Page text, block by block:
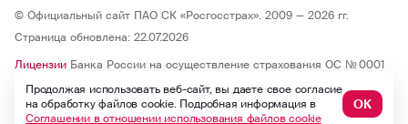
© Официальный сайт ПАО СК «Росгосстрах». 2009 — 2026 гг.
Страница обновлена: 22.07.2026
Лицензии Банка России на осуществление страхования ОС № 0001
№ 0001 — 05 и на осуществление перестрахования ПС № 0001 от
07.10.2025; бессрочные.
Юридический адрес: 121059, г. Москва, ул. Киевская, д. 7, к. 1
Продолжая использовать веб-сайт, вы даете свое согласие
на обработку файлов cookie. Подробная информация в
Соглашении в отношении использования файлов cookie
ОК